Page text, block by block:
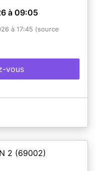
à 09:05
à 17:45 (source
vous
2 (69002)